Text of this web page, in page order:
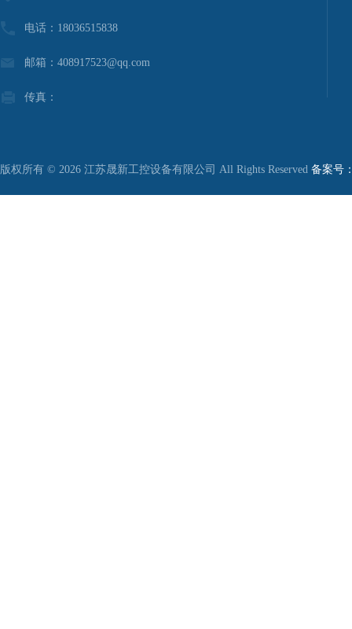
电话：18036515838
邮箱：408917523@qq.com
传真：
版权所有 © 2026 江苏晟新工控设备有限公司 All Rights Reserved 备案号